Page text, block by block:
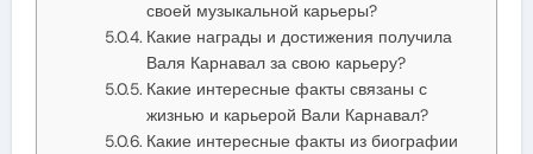
своей музыкальной карьеры?
Какие награды и достижения получила
Валя Карнавал за свою карьеру?
Какие интересные факты связаны с
жизнью и карьерой Вали Карнавал?
Какие интересные факты из биографии